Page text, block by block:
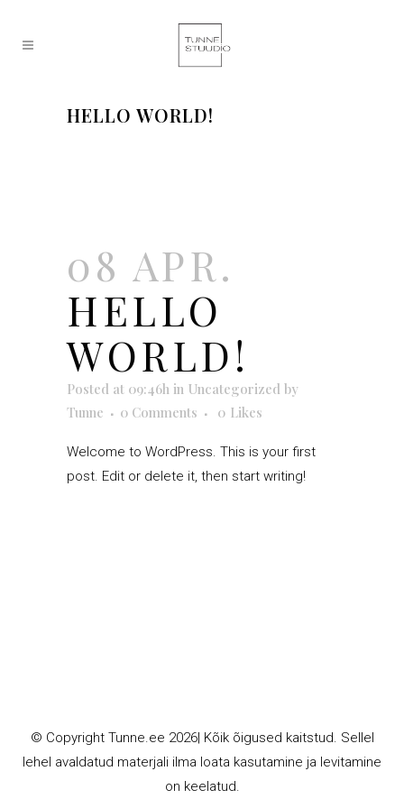
HELLO WORLD!
08 APR.
HELLO
WORLD!
Posted at 09:46h in Uncategorized by
Tunne
0 Comments 0 Likes
Welcome to WordPress. This is your first
post. Edit or delete it, then start writing!
© Copyright Tunne.ee 2026| Kõik õigused kaitstud. Sellel
lehel avaldatud materjali ilma loata kasutamine ja levitamine
on keelatud.